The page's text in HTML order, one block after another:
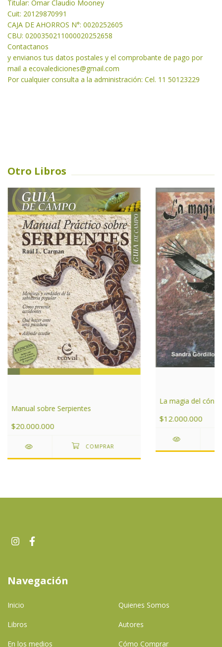
Titular: Omar Claudio Mooney
Cuit: 20129870991
CAJA DE AHORROS N°: 0020252605
CBU: 0200350211000020252658
Contactanos
y envianos tus datos postales y el comprobante de pago por
mail a ecovalediciones@gmail.com
Por cualquier consulta a la administración: Cel. 11 50123229
Otro Libros
Manual sobre Serpientes
$20.000.000
La magia del
$12.000.000
Navegación
Inicio Quienes Somos
Libros Autores
En los medios Cómo Comprar